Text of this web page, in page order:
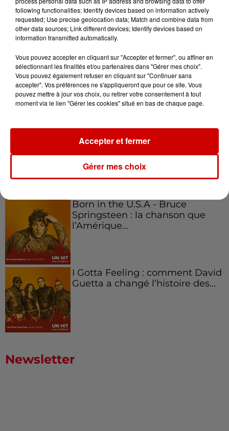
Podcasts
Kelly Massol, figure
emblématique de
l'entrepreneuriat féminin
Aménager un school bus au
Canada et accueillir les bleus à
Boston,...
Born in the U.S.A - Bruce
Springsteen : la chanson que
l’Amérique...
I Gotta Feeling : comment David
Guetta a changé l’histoire des...
Newsletter
following functionalities: Identify devices based on information actively
requested; Use precise geolocation data; Match and combine data from
other data sources; Link different devices; Identify devices based on
information transmitted automatically.
Vous pouvez accepter en cliquant sur "Accepter et fermer", ou affiner en
sélectionnant les finalités et/ou partenaires dans "Gérer mes choix".
Vous pouvez également refuser en cliquant sur "Continuer sans
accepter". Vos préférences ne s'appliqueront que pour ce site. Vous
pouvez mettre à jour vos choix, ou retirer votre consentement à tout
moment via le lien "Gérer les cookies" situé en bas de chaque page.
Gérer mes choix
Accepter et fermer